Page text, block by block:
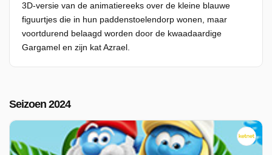
3D-versie van de animatiereeks over de kleine blauwe
figuurtjes die in hun paddenstoelendorp wonen, maar
voortdurend belaagd worden door de kwaadaardige
Gargamel en zijn kat Azrael.
Seizoen 2024